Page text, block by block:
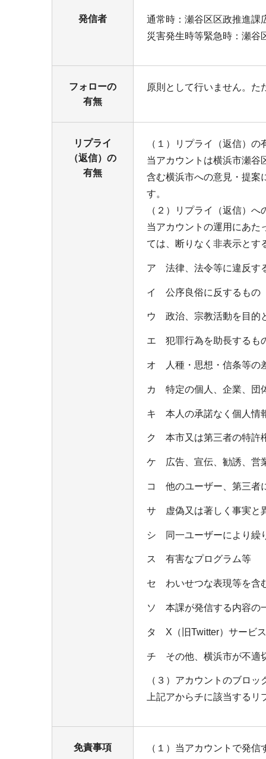
発信者
通常時：瀬谷区区政推進課
災害発生時等緊急時：瀬谷
フォローの
有無
原則として行いません。た
リプライ
（返信）の
有無
（１）リプライ（返信）の
当アカウントは横浜市瀬谷
含む横浜市への意見・提案
す。
（２）リプライ（返信）へ
当アカウントの運用にあた
ては、断りなく非表示とす
ア 法律、法令等に違反す
イ 公序良俗に反するもの
ウ 政治、宗教活動を目的
エ 犯罪行為を助長するも
オ 人種・思想・信条等の
カ 特定の個人、企業、団
キ 本人の承諾なく個人情
ク 本市又は第三者の特許
ケ 広告、宣伝、勧誘、営
コ 他のユーザー、第三者
サ 虚偽又は著しく事実と
シ 同一ユーザーにより繰
ス 有害なプログラム等
セ わいせつな表現等を含
ソ 本課が発信する内容の
タ X（旧Twitter）サービ
チ その他、横浜市が不適
（３）アカウントのブロッ
上記アからチに該当する
免責事項 （１）当アカウントで発